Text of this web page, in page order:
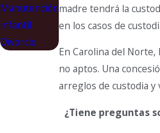
madre tendrá la
en los casos de
En Carolina del
no aptos. Una
arreglos de custodia y
¿Tiene preguntas
Manutención
infantil
Divorcio